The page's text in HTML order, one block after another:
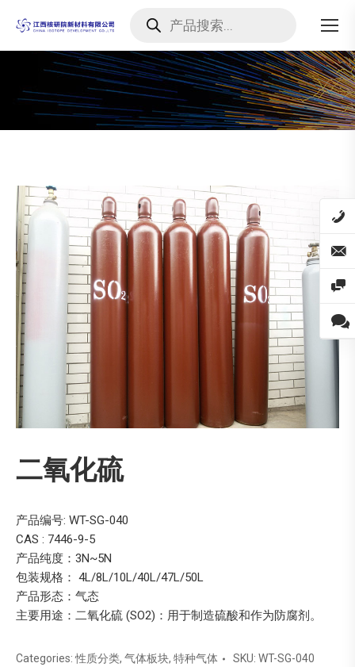
search
您在这里：
二氧化硫
产品编号: WT-SG-040
CAS : 7446-9-5
产品纯度：3N~5N
包装规格： 4L/8L/10L/40L/47L/50L
产品形态：气态
主要用途：二氧化硫 (SO2)：用于制造硫酸和作为防腐剂。
Categories:性质分类, 气体板块, 特种气体 SKU: WT-SG-040